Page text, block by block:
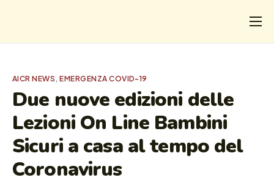
CHI
I SALVATI
FORMAZIONE
PROGETTI
NEWS
AICR NEWS,EMERGENZA COVID-19
Due nuove edizioni delle
Lezioni On Line Bambini
Sicuri a casa al tempo del
Coronavirus